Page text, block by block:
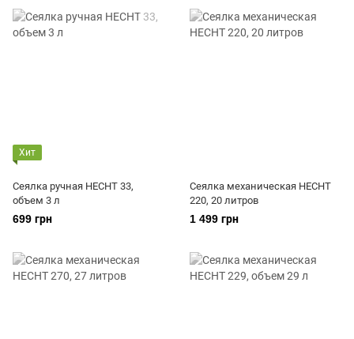
Хит
Сеялка ручная HECHT 33,
объем 3 л
699 грн
Сеялка механическая HECHT
220, 20 литров
1 499 грн